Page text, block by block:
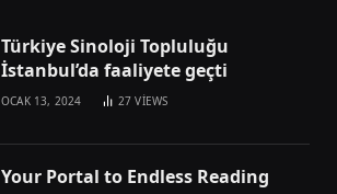
Türkiye Sinoloji Topluluğu
İstanbul’da faaliyete geçti
OCAK 13, 2024 27VIEWS
Your Portal to Endless Reading